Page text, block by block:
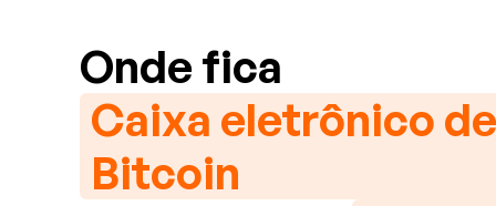
Onde fica
Caixa eletrônico de
Bitcoin